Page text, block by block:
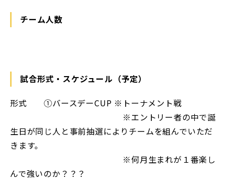
チーム人数
試合形式・スケジュール（予定）
形式 ①バースデーCUP ※トーナメント戦
※エントリー者の中で誕
生日が同じ人と事前抽選によりチームを組んでいただ
きます。
※何月生まれが１番楽し
んで強いのか？？？